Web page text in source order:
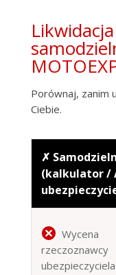
Porównaj, zanim
Ciebie.
✗
(kalkulator /
Wycena
rzeczoznawcy